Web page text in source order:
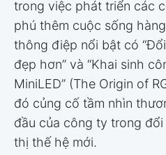
trong việc phát triển các
phú thêm cuộc sống
thông điệp nổi bật có
đẹp hơn” và “Khai sinh
MiniLED” (The Origin of
đó củng cố tầm nhìn
đầu của công ty trong
thị thế hệ mới.